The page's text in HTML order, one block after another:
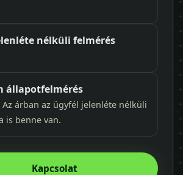
nélküli felmérés
állapotfelmérés
Az árban az ügyfél jelenléte nélküli
is benne van.
Kapcsolat